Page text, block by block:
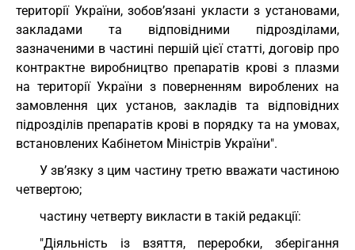
території України, зобов’язані укласти з установами,
закладами та відповідними підрозділами,
зазначеними в частині першій цієї статті, договір про
контрактне виробництво препаратів крові з плазми
на території України з поверненням вироблених на
замовлення цих установ, закладів та відповідних
підрозділів препаратів крові в порядку та на умовах,
встановлених Кабінетом Міністрів України".
У зв’язку з цим частину третю вважати частиною
четвертою;
частину четверту викласти в такій редакції:
"Діяльність із взяття, переробки, зберігання